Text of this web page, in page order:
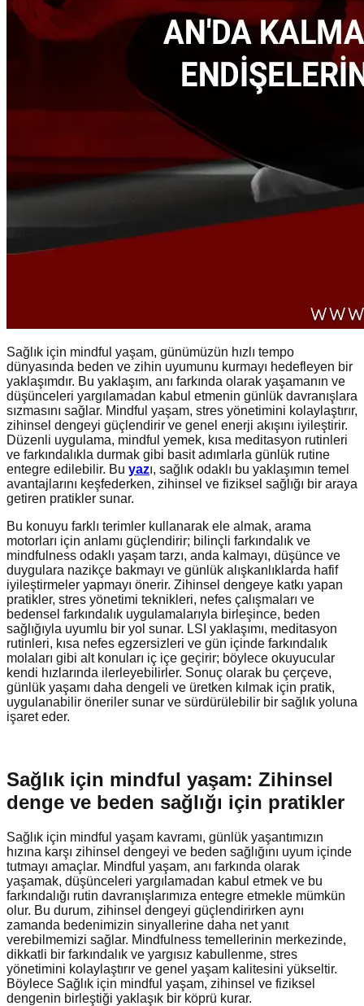
Sağlık için mindful yaşam, günümüzün hızlı tempo
dünyasında beden ve zihin uyumunu kurmayı hedefleyen bir
yaklaşımdır. Bu yaklaşım, anı farkında olarak yaşamanın ve
düşünceleri yargılamadan kabul etmenin günlük davranışlara
sızmasını sağlar. Mindful yaşam, stres yönetimini kolaylaştırır,
zihinsel dengeyi güçlendirir ve genel enerji akışını iyileştirir.
Düzenli uygulama, mindful yemek, kısa meditasyon rutinleri
ve farkındalıkla durmak gibi basit adımlarla günlük rutine
entegre edilebilir. Bu yazı, sağlık odaklı bu yaklaşımın temel
avantajlarını keşfederken, zihinsel ve fiziksel sağlığı bir araya
getiren pratikler sunar.
Bu konuyu farklı terimler kullanarak ele almak, arama
motorları için anlamı güçlendirir; bilinçli farkındalık ve
mindfulness odaklı yaşam tarzı, anda kalmayı, düşünce ve
duygulara nazikçe bakmayı ve günlük alışkanlıklarda hafif
iyileştirmeler yapmayı önerir. Zihinsel dengeye katkı yapan
pratikler, stres yönetimi teknikleri, nefes çalışmaları ve
bedensel farkındalık uygulamalarıyla birleşince, beden
sağlığıyla uyumlu bir yol sunar. LSI yaklaşımı, meditasyon
rutinleri, kısa nefes egzersizleri ve gün içinde farkındalık
molaları gibi alt konuları iç içe geçirir; böylece okuyucular
kendi hızlarında ilerleyebilirler. Sonuç olarak bu çerçeve,
günlük yaşamı daha dengeli ve üretken kılmak için pratik,
uygulanabilir öneriler sunar ve sürdürülebilir bir sağlık yoluna
işaret eder.
Sağlık için mindful yaşam: Zihinsel
denge ve beden sağlığı için pratikler
Sağlık için mindful yaşam kavramı, günlük yaşantımızın
hızına karşı zihinsel dengeyi ve beden sağlığını uyum içinde
tutmayı amaçlar. Mindful yaşam, anı farkında olarak
yaşamak, düşünceleri yargılamadan kabul etmek ve bu
farkındalığı rutin davranışlarımıza entegre etmekle mümkün
olur. Bu durum, zihinsel dengeyi güçlendirirken aynı
zamanda bedenimizin sinyallerine daha net yanıt
verebilmemizi sağlar. Mindfulness temellerinin merkezinde,
dikkatli bir farkındalık ve yargısız kabullenme, stres
yönetimini kolaylaştırır ve genel yaşam kalitesini yükseltir.
Böylece Sağlık için mindful yaşam, zihinsel ve fiziksel
dengenin birleştiği yaklaşık bir köprü kurar.